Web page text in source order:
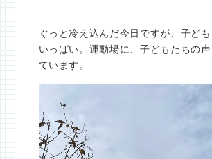
ぐっと冷え込んだ今日ですが、子ど
いっぱい。運動場に、子どもたちの
ています。